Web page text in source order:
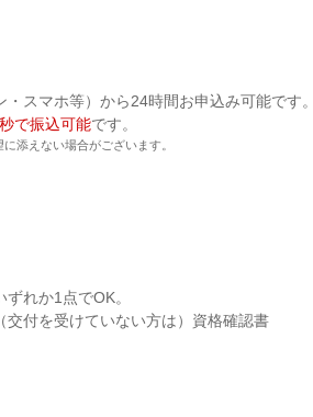
スマホ等）から24時間お申込み可能です。
で振込可能です。
添えない場合がございます。
れか1点でOK。
付を受けていない方は）資格確認書